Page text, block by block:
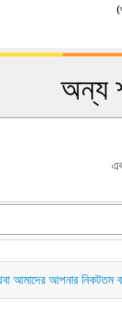
(
অন্য
আমাদের আপনার নিকটতম